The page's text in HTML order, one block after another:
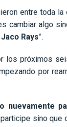
entre toda
cambiar algo
Rays”.
los próximos
por
nuevamente
sino que